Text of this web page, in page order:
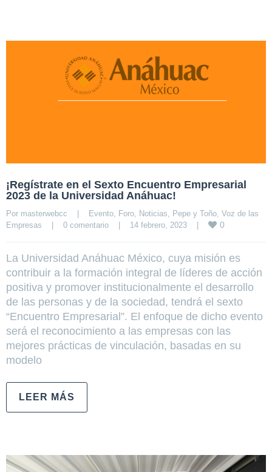
¡Regístrate en el Sexto Encuentro Empresarial
2023 de la Universidad Anáhuac!
Por masterwebcc | Evento Foro Noticias Pepe y Toño Voz de las
Empresas
| 0 comentario | 14 febrero, 2023 | 0
La Universidad Anáhuac México, cuya misión es
contribuir a la formación integral de líderes de acción
positiva y promover institucionalmente el desarrollo
de las personas y de la sociedad, tendrá el sexto
“Encuentro Empresarial”. El enfoque de dicho evento
será el reconocimiento a las empresas con las
mejores prácticas de vinculación, basadas en su
modelo
LEER MÁS